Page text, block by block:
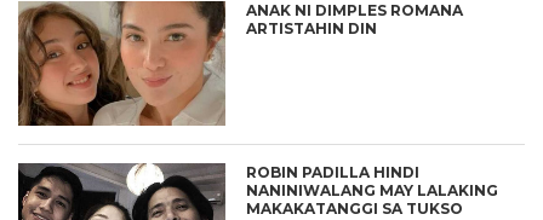
ANAK NI DIMPLES ROMANA
ARTISTAHIN DIN
ROBIN PADILLA HINDI
NANINIWALANG MAY LALAKING
MAKAKATANGGI SA TUKSO